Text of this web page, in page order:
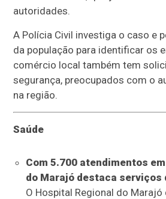
autoridades.
A Polícia Civil investiga o caso e
da população para identificar os
comércio local também tem
segurança, preocupados com o
na região.
Saúde
Com 5.700 atendimentos
do Marajó destaca serviços
O Hospital Regional do